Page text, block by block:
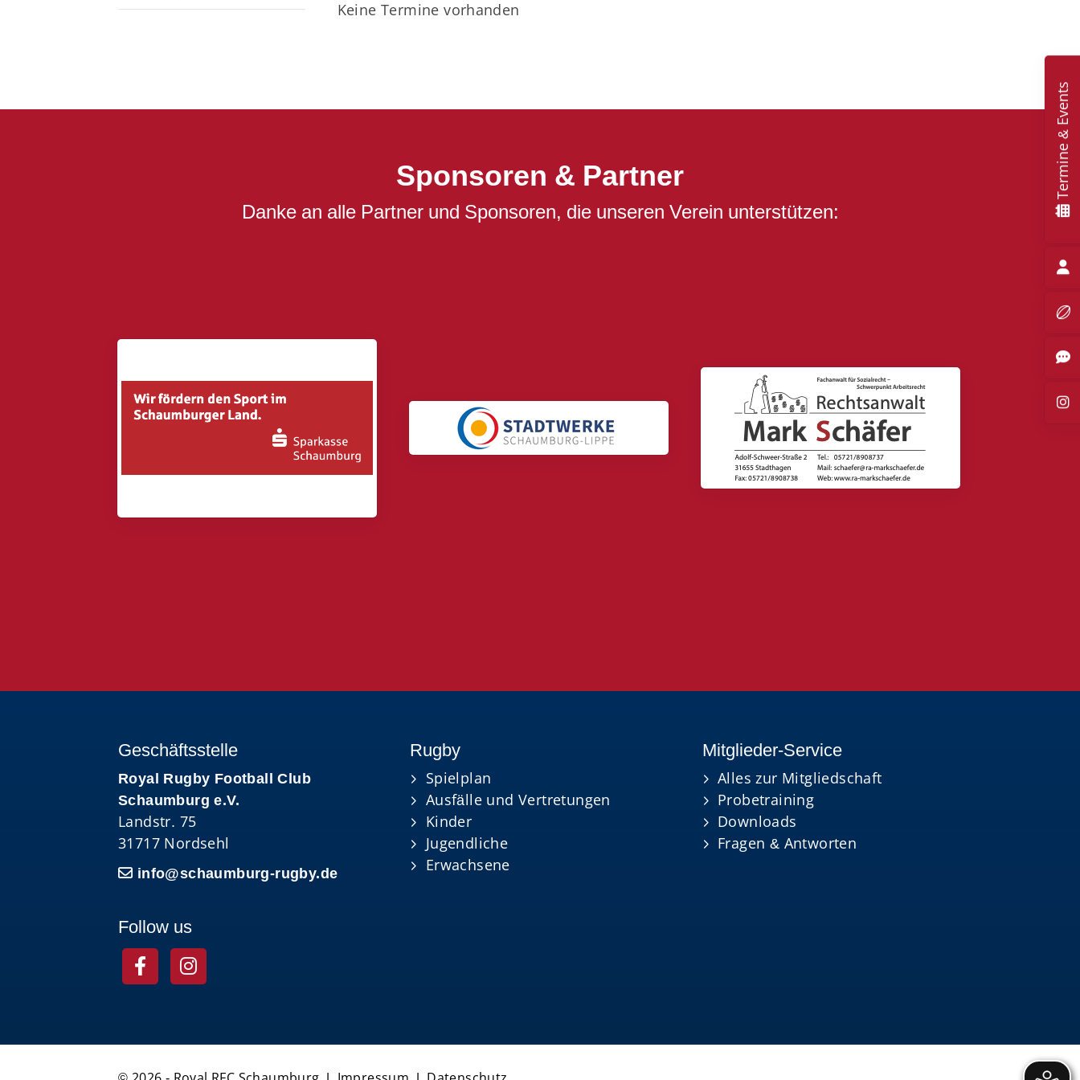
Keine Termine vorhanden
Sponsoren & Partner
Danke an alle Partner und Sponsoren, die unseren Verein unterstützen:
Geschäftsstelle
Royal Rugby Football Club
Schaumburg e.V.
Landstr. 75
31717 Nordsehl
info@schaumburg-rugby.de
Rugby
Spielplan
Ausfälle und Vertretungen
Kinder
Jugendliche
Erwachsene
Mitglieder-Service
Alles zur Mitgliedschaft
Probetraining
Downloads
Fragen & Antworten
Follow us
Termine & Events